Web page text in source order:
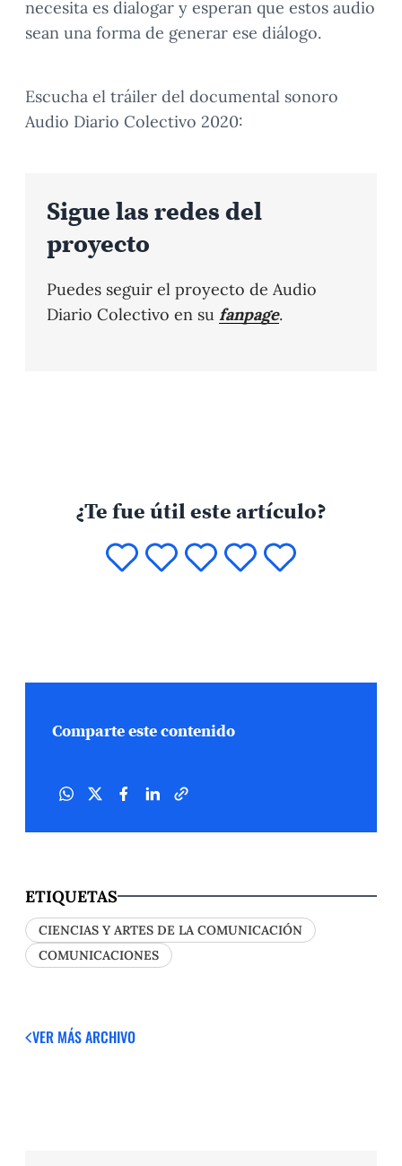
necesita es dialogar y esperan que estos audio
sean una forma de generar ese diálogo.
Escucha el tráiler del documental sonoro
Audio Diario Colectivo 2020:
Sigue las redes del
proyecto
Puedes seguir el proyecto de Audio
Diario Colectivo en su fanpage.
¿Te fue útil este artículo?
Comparte este contenido
ETIQUETAS
CIENCIAS Y ARTES DE LA COMUNICACIÓN
COMUNICACIONES
VER MÁSARCHIVO